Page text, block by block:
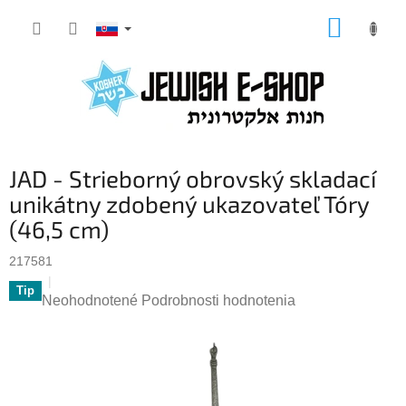
JAD - Strieborný obrovský skladací
unikátny zdobený ukazovateľ Tóry
(46,5 cm)
217581
Tip
Priemerné
Neohodnotené Podrobnosti hodnotenia